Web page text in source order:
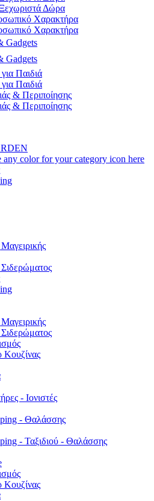
Δώρα
Χαρακτήρα
Χαρακτήρα
Gadgets
Gadgets
Παιδιά
Παιδιά
& Περιποίησης
& Περιποίησης
any color for your category icon here
- Ιονιστές
- Θαλάσσης
- Ταξιδιού - Θαλάσσης